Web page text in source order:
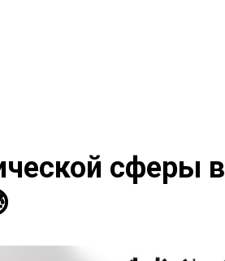
сферы в